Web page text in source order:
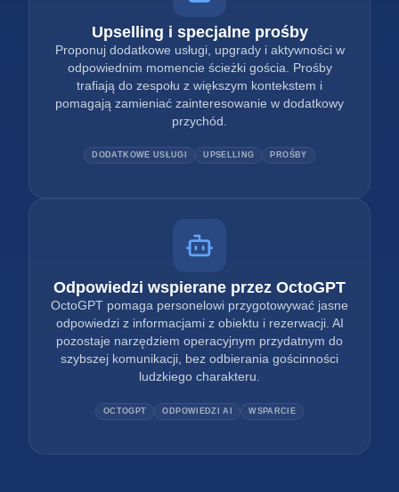
Upselling i specjalne prośby
Proponuj dodatkowe usługi, upgrady i aktywności w
odpowiednim momencie ścieżki gościa. Prośby
trafiają do zespołu z większym kontekstem i
pomagają zamieniać zainteresowanie w dodatkowy
przychód.
DODATKOWE USŁUGI UPSELLING PROŚBY
Odpowiedzi wspierane przez OctoGPT
OctoGPT pomaga personelowi przygotowywać jasne
odpowiedzi z informacjami z obiektu i rezerwacji. AI
pozostaje narzędziem operacyjnym przydatnym do
szybszej komunikacji, bez odbierania gościnności
ludzkiego charakteru.
OCTOGPT ODPOWIEDZI AI WSPARCIE